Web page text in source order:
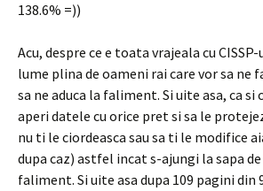
138.6% =))
Acu, despre ce e toata vrajeala cu
lume plina de oameni rai care vor sa ne
sa ne aduca la faliment. Si uite asa, ca
aperi datele cu orice pret si sa le
nu ti le ciordeasca sau sa ti le modifice
dupa caz) astfel incat s-ajungi la sapa
faliment. Si uite asa dupa 109 pagini din